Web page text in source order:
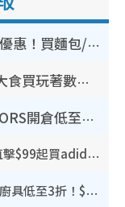
長者優惠｜OK便利店推樂悠咭優惠！買麵包/牛奶/保健品拍卡即減
【8月生日優惠2026】全港85大食買玩著數攻略 自助餐/火鍋放題同行免費＋誠品/DONKI送現金券
開倉優惠｜銅鑼灣MICHAEL KORS開倉低至17折！直擊$500起買手袋/銀包/鞋款 必買經典Jet Set系列
開倉優惠｜馬拉松開倉低至3折！直擊$99起買adidas／New Balance／Puma鞋款 STANLEY保溫杯劈價至$119起
廚具優惠｜普樂氏/意美廚/Buffalo廚具低至3折！$89起買煎鍋／炒鑊／個人鍋 同場小家電激減至$99起